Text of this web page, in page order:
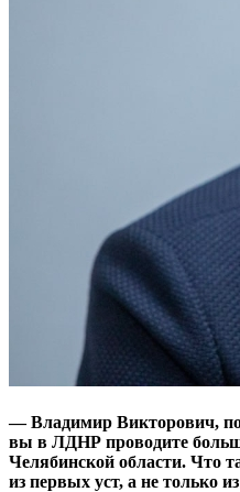
— Владимир Викторович,
вы в ЛДНР проводите
Челябинской области. Что
из первых уст, а не только